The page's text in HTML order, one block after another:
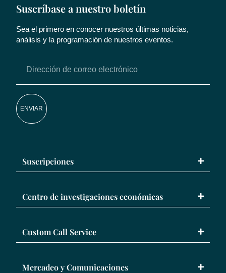
Suscríbase a nuestro boletín
Sea el primero en conocer nuestros últimas noticias,
análisis y la programación de nuestros eventos.
ENVIAR
Suscripciones
Centro de investigaciones económicas
Custom Call Service
Mercadeo y Comunicaciones